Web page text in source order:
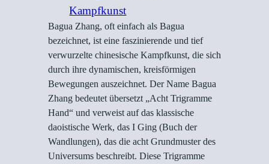
Kampfkunst
Bagua Zhang, oft einfach als Bagua
bezeichnet, ist eine faszinierende und tief
verwurzelte chinesische Kampfkunst, die sich
durch ihre dynamischen, kreisförmigen
Bewegungen auszeichnet. Der Name Bagua
Zhang bedeutet übersetzt „Acht Trigramme
Hand“ und verweist auf das klassische
daoistische Werk, das I Ging (Buch der
Wandlungen), das die acht Grundmuster des
Universums beschreibt. Diese Trigramme